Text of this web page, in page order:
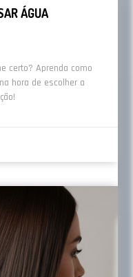
ÁGUA
certo? Aprenda como
hora de escolher a